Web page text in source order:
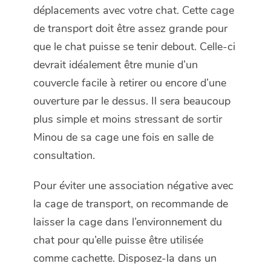
déplacements avec votre chat. Cette cage
de transport doit être assez grande pour
que le chat puisse se tenir debout. Celle-ci
devrait idéalement être munie d’un
couvercle facile à retirer ou encore d’une
ouverture par le dessus. Il sera beaucoup
plus simple et moins stressant de sortir
Minou de sa cage une fois en salle de
consultation.
Pour éviter une association négative avec
la cage de transport, on recommande de
laisser la cage dans l’environnement du
chat pour qu’elle puisse être utilisée
comme cachette. Disposez-la dans un